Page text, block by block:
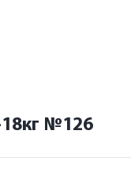
№126